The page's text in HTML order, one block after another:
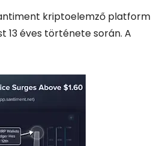
kriptoelemző platform
13 éves története során. A